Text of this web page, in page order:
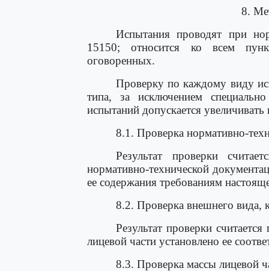
8.
Испытания проводят при
15150; относится ко всем
оговоренных.
Проверку по каждому виду
типа, за исключением
испытаний допускается
8.1. Проверка нормативно-
Результат проверки
нормативно-технической
ее содержания требованиям
8.2. Проверка внешнего вида,
Результат проверки
лицевой части установлено ее
8.3. Проверка массы лицевой